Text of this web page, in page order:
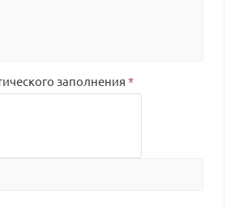
заполнения *